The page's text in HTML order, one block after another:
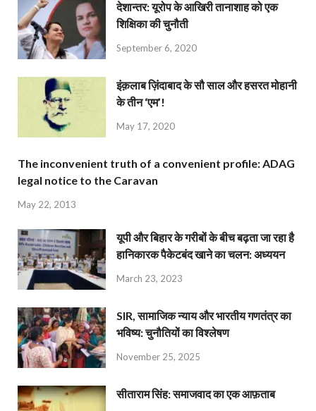
देशान्‍तर: यूरोप के आखिरी तानाशाह को एक
शिक्षिका की चुनौती
September 6, 2020
इंक़लाब ज़िंदाबाद के सौ साल और हसरत मोहानी
के तीन ‘एम’!
May 17, 2020
The inconvenient truth of a convenient profile: ADAG
legal notice to the Caravan
May 22, 2013
यूपी और बिहार के गरीबों के बीच बढ़ता जा रहा है
हानिकारक पैकेटबंद खाने का चलन: अध्ययन
March 23, 2023
SIR, सामाजिक न्याय और भारतीय गणतंत्र का
भविष्य: चुनौतियों का विश्लेषण
November 25, 2025
सीताराम सिंह: समाजवाद का एक आफ़ताब